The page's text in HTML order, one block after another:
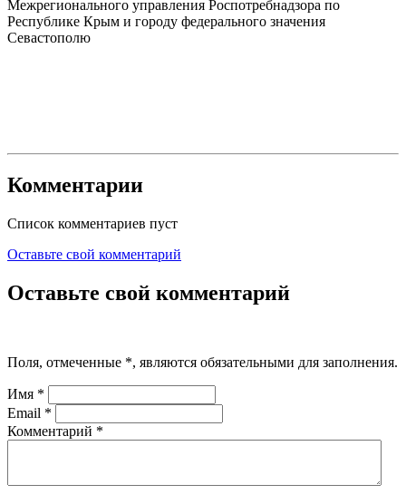
Межрегионального управления Роспотребнадзора по
Республике Крым и городу федерального значения
Севастополю
Комментарии
Список комментариев пуст
Оставьте свой комментарий
Оставьте свой комментарий
Поля, отмеченные *, являются обязательными для заполнения.
Имя *
Email *
Комментарий *